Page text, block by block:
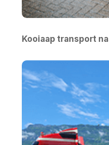
Kooiaap transport